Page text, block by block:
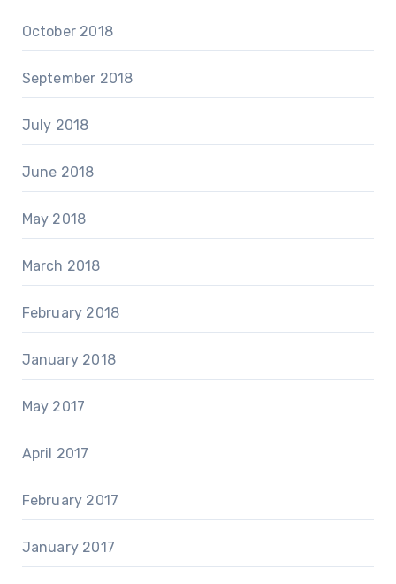
October 2018
September 2018
July 2018
June 2018
May 2018
March 2018
February 2018
January 2018
May 2017
April 2017
February 2017
January 2017